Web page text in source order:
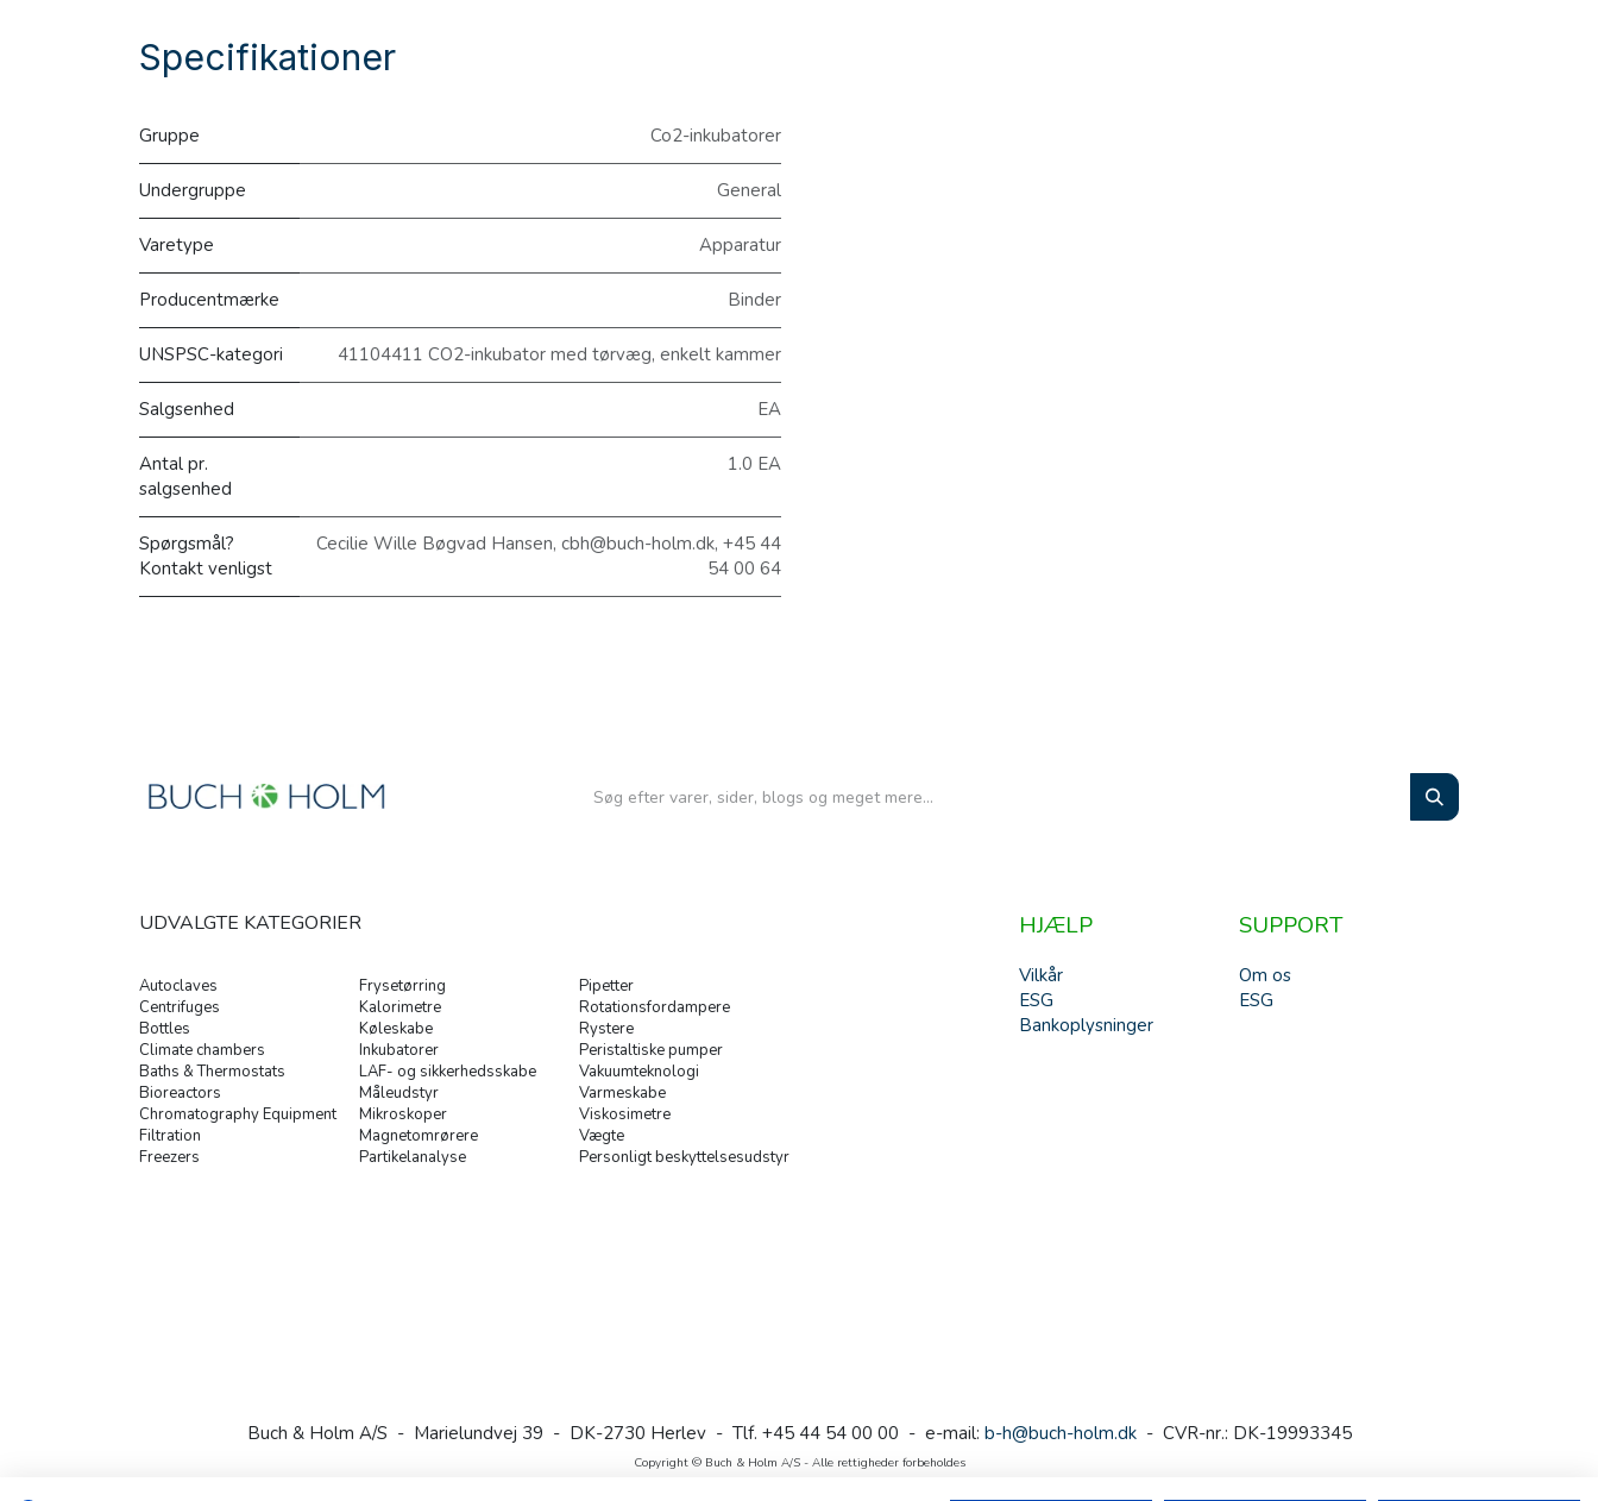
Specifikationer
Gruppe Co2-inkubatorer
Undergruppe General
Varetype Apparatur
Producentmærke Binder
UNSPSC-kategori 41104411 CO2-inkubator med tørvæg, enkelt kammer
Salgsenhed EA
Antal pr.
salgsenhed
1.0 EA
Spørgsmål?
Kontakt venligst
Cecilie Wille Bøgvad Hansen, cbh@buch-holm.dk, +45 44
54 00 64
Autoclaves
Centrifuges
Bottles
Climate chambers
Baths & Thermostats
Bioreactors
Chromatography Equipment
Filtration
Freezers
Frysetørring
Kalorimetre
Køleskabe
Inkubatorer
LAF- og sikkerhedsskabe
Måleudstyr
Mikroskoper
Magnetomrørere
Partikelanalyse
Pipetter
Rotationsfordampere
Rystere
Peristaltiske pumper
Vakuumteknologi
Varmeskabe
Viskosimetre
Vægte
Personligt beskyttelsesudstyr
UDVALGTE KATEGORIER SUPPORT
Om os
ESG
Vilkår
ESG
Bankoplysninger
HJÆLP
Buch & Holm A/S - Marielundvej 39 - DK-2730 Herlev - Tlf. +45 44 54 00 00 - e-mail: b-h@buch-holm.dk- CVR-nr.: DK-19993345
Copyright © Buch & Holm A/S - Alle rettigheder forbeholdes